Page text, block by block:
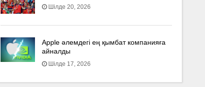
Шілде 20, 2026
Apple әлемдегі ең қымбат компанияға
айналды
Шілде 17, 2026